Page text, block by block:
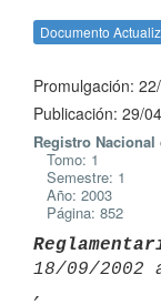
Documento
Promulgación:
Publicación: 29/
Registro Nacional
Tomo: 1
Semestre: 1
Año: 2003
Página: 852
18/09/